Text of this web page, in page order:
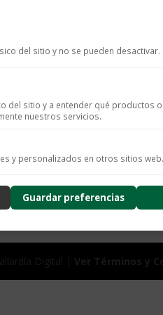
cantidad
SKU:MB199090
del sitio y no se pueden desactivar.
del sitio y a entender qué productos
nuestros servicios.
uso anónimos, lo que nos permite analizar el
usuario (UX), incluyendo mapas de calor,
y personalizados en otros sitios web.
Guardar preferencias